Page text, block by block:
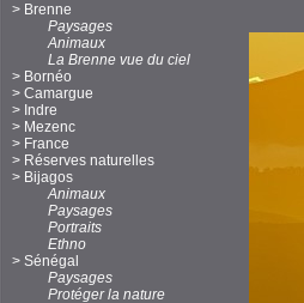
> Brenne
Paysages
Animaux
La Brenne vue du ciel
> Bornéo
> Camargue
> Indre
> Mezenc
> France
> Réserves naturelles
> Bijagos
Animaux
Paysages
Portraits
Ethno
> Sénégal
Paysages
Protéger la nature